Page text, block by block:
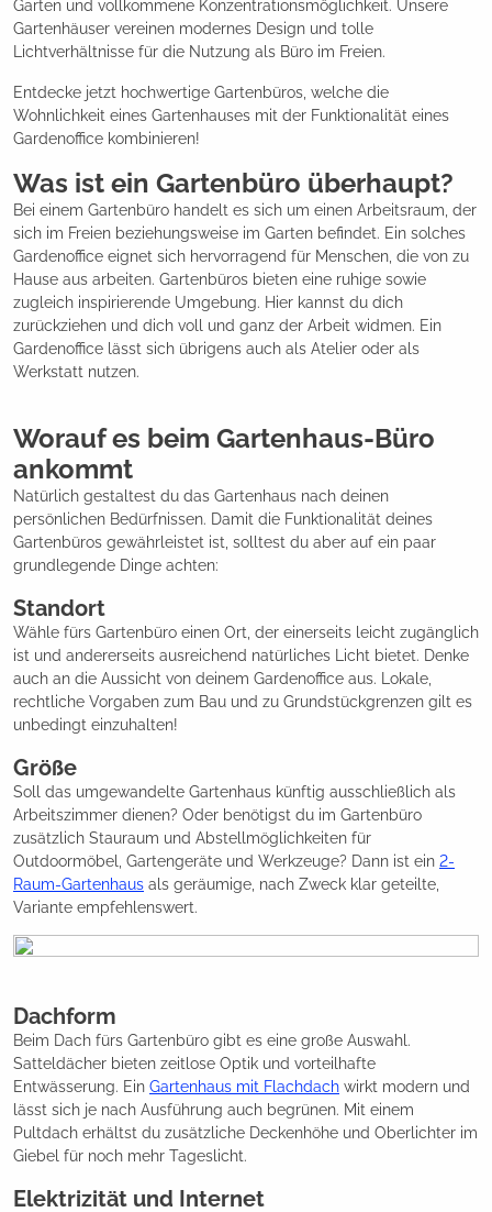
Garten und vollkommene Konzentrationsmöglichkeit. Unsere
Gartenhäuser vereinen modernes Design und tolle
Lichtverhältnisse für die Nutzung als Büro im Freien.
Entdecke jetzt hochwertige Gartenbüros, welche die
Wohnlichkeit eines Gartenhauses mit der Funktionalität eines
Gardenoffice kombinieren!
Was ist ein Gartenbüro überhaupt?
Bei einem Gartenbüro handelt es sich um einen Arbeitsraum, der
sich im Freien beziehungsweise im Garten befindet. Ein solches
Gardenoffice eignet sich hervorragend für Menschen, die von zu
Hause aus arbeiten. Gartenbüros bieten eine ruhige sowie
zugleich inspirierende Umgebung. Hier kannst du dich
zurückziehen und dich voll und ganz der Arbeit widmen. Ein
Gardenoffice lässt sich übrigens auch als Atelier oder als
Werkstatt nutzen.
Worauf es beim Gartenhaus-Büro
ankommt
Natürlich gestaltest du das Gartenhaus nach deinen
persönlichen Bedürfnissen. Damit die Funktionalität deines
Gartenbüros gewährleistet ist, solltest du aber auf ein paar
grundlegende Dinge achten:
Standort
Wähle fürs Gartenbüro einen Ort, der einerseits leicht zugänglich
ist und andererseits ausreichend natürliches Licht bietet. Denke
auch an die Aussicht von deinem Gardenoffice aus. Lokale,
rechtliche Vorgaben zum Bau und zu Grundstückgrenzen gilt es
unbedingt einzuhalten!
Größe
Soll das umgewandelte Gartenhaus künftig ausschließlich als
Arbeitszimmer dienen? Oder benötigst du im Gartenbüro
zusätzlich Stauraum und Abstellmöglichkeiten für
Outdoormöbel, Gartengeräte und Werkzeuge? Dann ist ein 2-
Raum-Gartenhaus als geräumige, nach Zweck klar geteilte,
Variante empfehlenswert.
Dachform
Beim Dach fürs Gartenbüro gibt es eine große Auswahl.
Satteldächer bieten zeitlose Optik und vorteilhafte
Entwässerung. Ein Gartenhaus mit Flachdach wirkt modern und
lässt sich je nach Ausführung auch begrünen. Mit einem
Pultdach erhältst du zusätzliche Deckenhöhe und Oberlichter im
Giebel für noch mehr Tageslicht.
Elektrizität und Internet